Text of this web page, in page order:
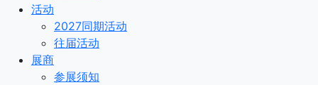
活动
2027同期活动
往届活动
展商
参展须知